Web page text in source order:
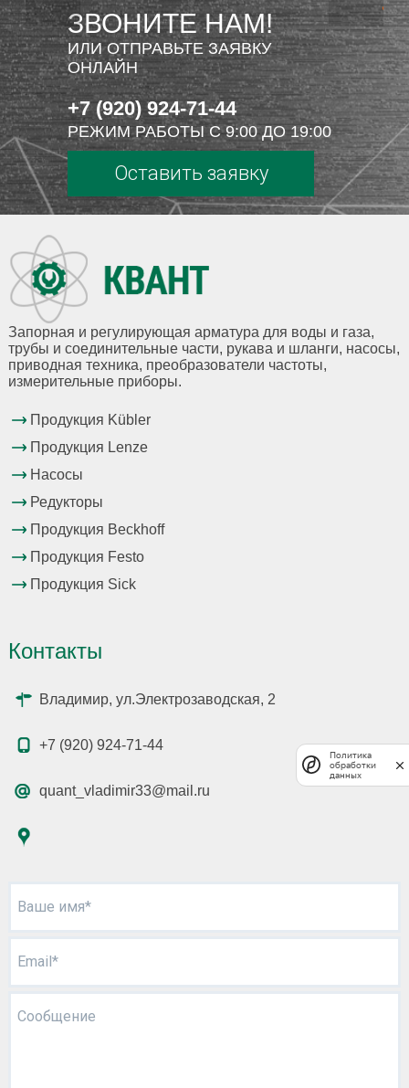
ЗВОНИТЕ НАМ!
ИЛИ ОТПРАВЬТЕ ЗАЯВКУ
ОНЛАЙН
+7 (920) 924-71-44
РЕЖИМ РАБОТЫ С 9:00 ДО 19:00
Оставить заявку
Запорная и регулирующая арматура для воды и газа,
трубы и соединительные части, рукава и шланги, насосы,
приводная техника, преобразователи частоты,
измерительные приборы.
Продукция Kübler
Продукция Lenze
Насосы
Редукторы
Продукция Beckhoff
Продукция Festo
Продукция Sick
Контакты
Владимир, ул.Электрозаводская, 2
+7 (920) 924-71-44
quant_vladimir33@mail.ru
Ваше имя*
Email*
Сообщение
Политика
обработки
данных